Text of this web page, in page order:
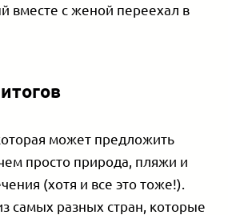
вместе с женой переехал в
может предложить
просто природа, пляжи и
(хотя и все это тоже!).
самых разных стран, которые